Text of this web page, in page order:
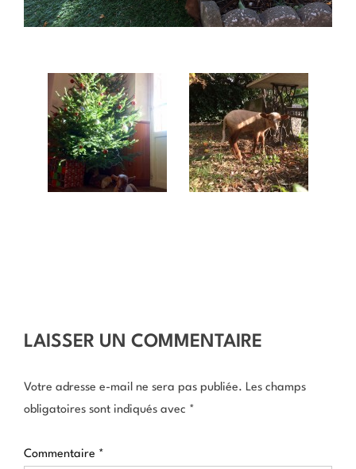
LAISSER UN COMMENTAIRE
Votre adresse e-mail ne sera pas publiée. Les champs
obligatoires sont indiqués avec *
Commentaire *